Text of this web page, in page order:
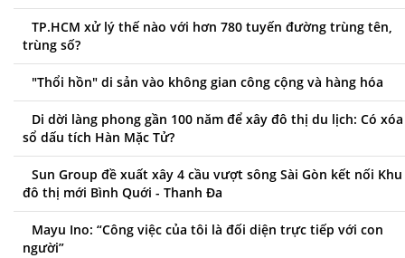
TP.HCM xử lý thế nào với hơn 780 tuyến đường trùng tên,
trùng số?
"Thổi hồn" di sản vào không gian công cộng và hàng hóa
Di dời làng phong gần 100 năm để xây đô thị du lịch: Có xóa
sổ dấu tích Hàn Mặc Tử?
Sun Group đề xuất xây 4 cầu vượt sông Sài Gòn kết nối Khu
đô thị mới Bình Quới - Thanh Đa
Mayu Ino: “Công việc của tôi là đối diện trực tiếp với con
người”